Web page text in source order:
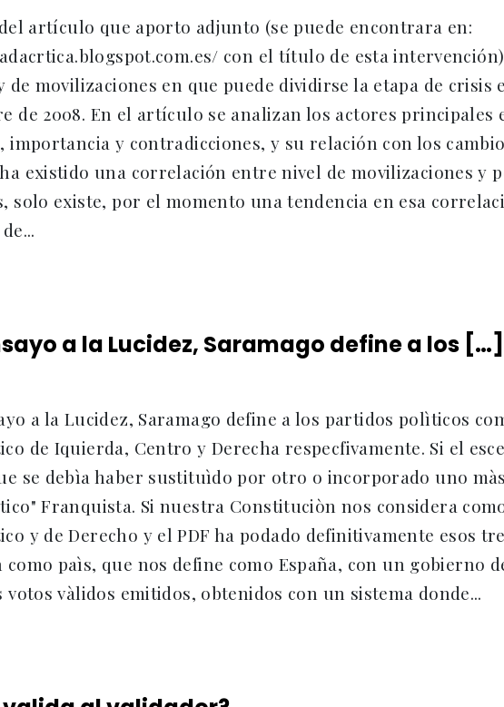
artículo que aporto adjunto (se puede encontrara en:
con el título de esta
de movilizaciones en que puede dividirse la etapa de crisis
de 2008. En el artículo se analizan los actores principales
importancia y contradicciones, y su relación con los
existido una correlación entre nivel de movilizaciones y
solo existe, por el momento una tendencia en esa
a la Lucidez, Saramago define a los […]
a la Lucidez, Saramago define a los partidos polìticos
de Iquierda, Centro y Derecha respecfivamente. Si el
se debìa haber sustituìdo por otro o incorporado uno
Franquista. Si nuestra Constituciòn nos considera
y de Derecho y el PDF ha podado definitivamente esos
como paìs, que nos define como España, con un gobierno
votos vàlidos emitidos, obtenidos con un sistema donde...